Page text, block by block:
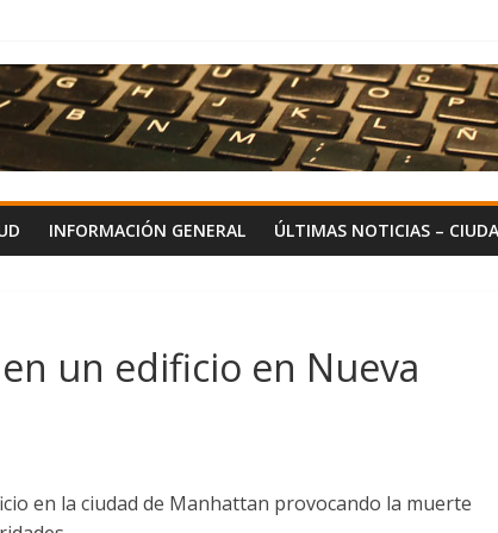
INFORMACIÓN GENERAL ÚLTIMAS NOTICIAS –
un edificio en Nueva
en la ciudad de Manhattan provocando la muerte